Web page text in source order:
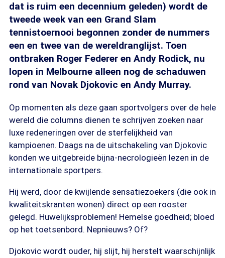
dat is ruim een decennium geleden) wordt de
tweede week van een Grand Slam
tennistoernooi begonnen zonder de nummers
een en twee van de wereldranglijst. Toen
ontbraken Roger Federer en Andy Rodick, nu
lopen in Melbourne alleen nog de schaduwen
rond van Novak Djokovic en Andy Murray.
Op momenten als deze gaan sportvolgers over de hele
wereld die columns dienen te schrijven zoeken naar
luxe redeneringen over de sterfelijkheid van
kampioenen. Daags na de uitschakeling van Djokovic
konden we uitgebreide bijna-necrologieën lezen in de
internationale sportpers.
Hij werd, door de kwijlende sensatiezoekers (die ook in
kwaliteitskranten wonen) direct op een rooster
gelegd. Huwelijksproblemen! Hemelse goedheid; bloed
op het toetsenbord. Nepnieuws? Of?
Djokovic wordt ouder, hij slijt, hij herstelt waarschijnlijk